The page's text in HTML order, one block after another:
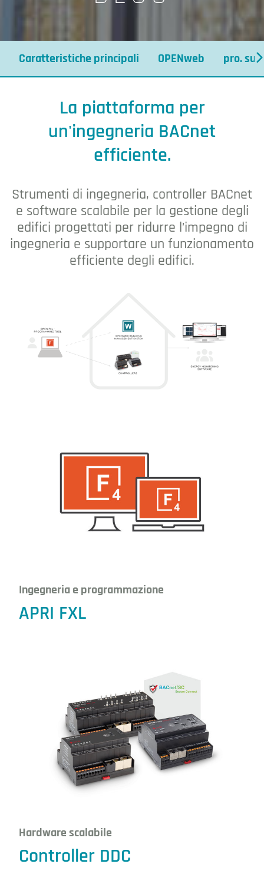
Caratteristiche principali OPENweb pro.
La piattaforma per
un'ingegneria BACnet
efficiente.
Strumenti di ingegneria, controller BACnet
e software scalabile per la gestione degli
edifici progettati per ridurre l’impegno di
ingegneria e supportare un funzionamento
efficiente degli edifici.
Ingegneria e programmazione
APRI FXL
Hardware scalabile
Controller DDC